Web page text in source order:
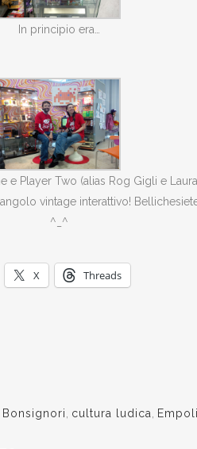
In principio era…
e Player Two (alias Rog Gigli e Laura
vintage interattivo!
^_^
X Threads
cultura ludica Empoli